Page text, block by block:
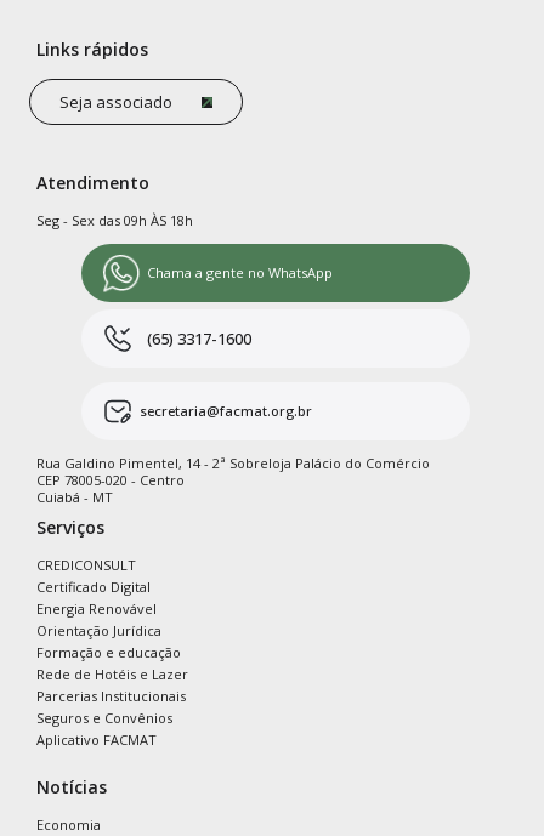
Links rápidos
Seja associado
Atendimento
Seg - Sex das 09h ÀS 18h
Chama a gente no WhatsApp
(65) 3317-1600
secretaria@facmat.org.br
Rua Galdino Pimentel, 14 - 2ª Sobreloja Palácio do Comércio
CEP 78005-020 - Centro
Cuiabá - MT
Serviços
CREDICONSULT
Certificado Digital
Energia Renovável
Orientação Jurídica
Formação e educação
Rede de Hotéis e Lazer
Parcerias Institucionais
Seguros e Convênios
Aplicativo FACMAT
Notícias
Economia